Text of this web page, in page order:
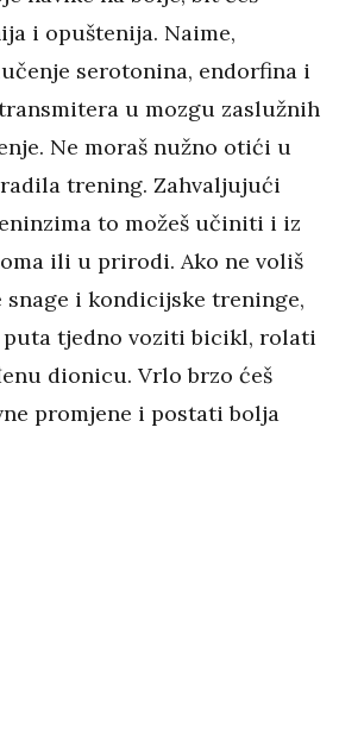
i opuštenija. Naime,
serotonina, endorfina i
u mozgu zaslužnih
Ne moraš nužno otići u
trening. Zahvaljujući
to možeš učiniti i iz
ili u prirodi. Ako ne voliš
i kondicijske treninge,
tjedno voziti bicikl, rolati
dionicu. Vrlo brzo ćeš
promjene i postati bolja